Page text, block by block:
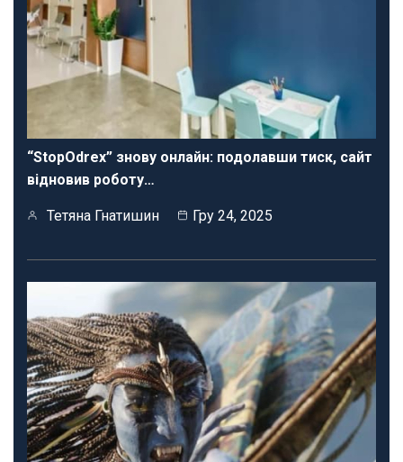
“StopOdrex” знову онлайн: подолавши тиск, сайт
відновив роботу…
Тетяна Гнатишин Гру 24, 2025